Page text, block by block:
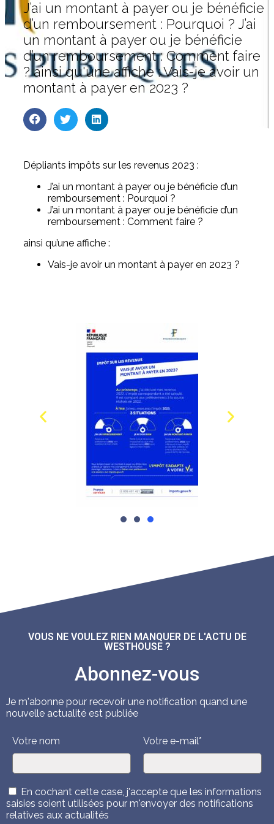
J’ai un montant à payer ou je bénéficie
d’un remboursement : Pourquoi ? J’ai
un montant à payer ou je bénéficie
d’un remboursement : Comment faire
? ainsi qu'une affiche : Vais-je avoir un
montant à payer en 2023 ?
Dépliants impôts sur les revenus 2023 :
J’ai un montant à payer ou je bénéficie d’un
remboursement : Pourquoi ?
J’ai un montant à payer ou je bénéficie d’un
remboursement : Comment faire ?
ainsi qu’une affiche :
Vais-je avoir un montant à payer en 2023 ?
VOUS NE VOULEZ RIEN MANQUER DE L'ACTU DE
WESTHOUSE ?
Abonnez-vous
Je m'abonne pour recevoir une notification quand une
nouvelle actualité est publiée
Votre nom Votre e-mail*
En cochant cette case, j'accepte que les informations
saisies soient utilisées pour m'envoyer des notifications
relatives aux actualités